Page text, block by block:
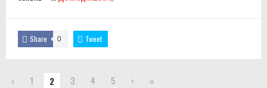
Share 0 Tweet
‹ 1 2 3 4 5 › »